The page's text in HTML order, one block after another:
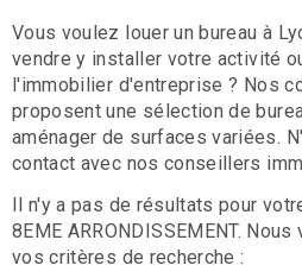
Vous voulez louer un bureau à
vendre y installer votre activité
l'immobilier d'entreprise ? Nos
proposent une sélection de
aménager de surfaces variées.
contact avec nos conseillers
Il n'y a pas de résultats pour
8EME ARRONDISSEMENT.
vos critères de recherche :